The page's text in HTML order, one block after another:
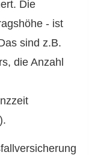
Die
- ist
sind z.B.
die Anzahl